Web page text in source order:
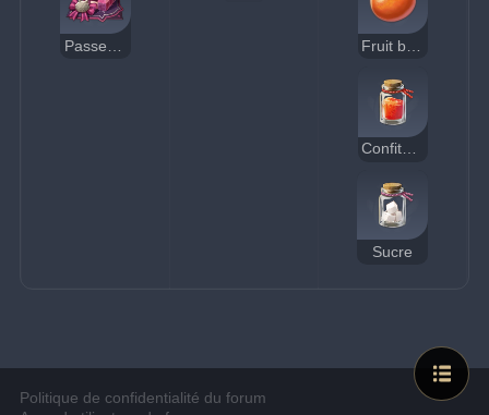
Confiture
Sucre
Politique de confidentialité du forum